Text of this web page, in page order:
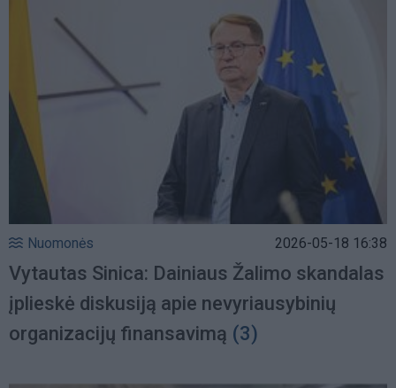
Nuomonės 2026-05-18 16:38
Vytautas Sinica: Dainiaus Žalimo skandalas
įplieskė diskusiją apie nevyriausybinių
organizacijų finansavimą (3)